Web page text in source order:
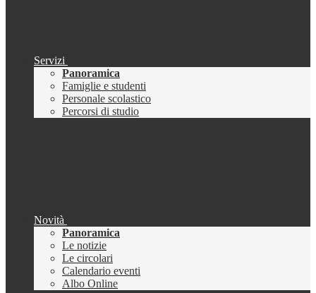
Servizi
Panoramica
Famiglie e studenti
Personale scolastico
Percorsi di studio
Novità
Panoramica
Le notizie
Le circolari
Calendario eventi
Albo Online